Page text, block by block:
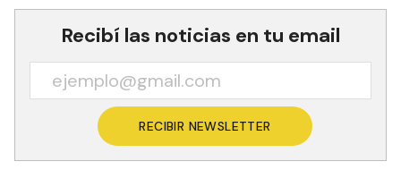
Recibí las noticias en tu email
RECIBIR NEWSLETTER